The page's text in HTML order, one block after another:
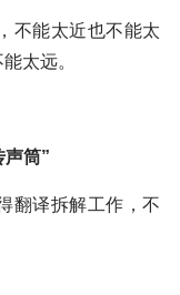
不能太近也不能太
太远。
声筒”
翻译拆解工作，不